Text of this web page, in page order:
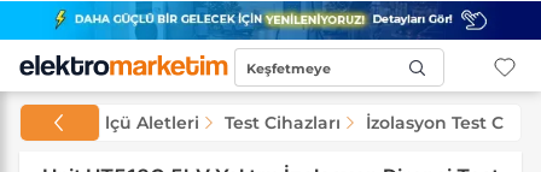
Keşfetmeye
Test ve Ölçü Aletleri Test Cihazları İzolasyon Test